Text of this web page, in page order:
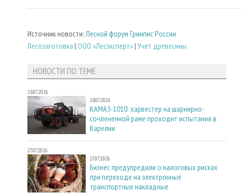
Источник новости: Лесной форум Гринпис России
Лесозаготовка | ООО «Лесэксперт»| Учет древесины
НОВОСТИ ПО ТЕМЕ
28.07.2026
28.07.2026
КАМАЗ-1010: харвестер на шарнирно-
сочлененной раме проходит испытания в
Карелии
27.07.2026
27.07.2026
Бизнес предупредили о налоговых рисках
при переходе на электронные
транспортные накладные